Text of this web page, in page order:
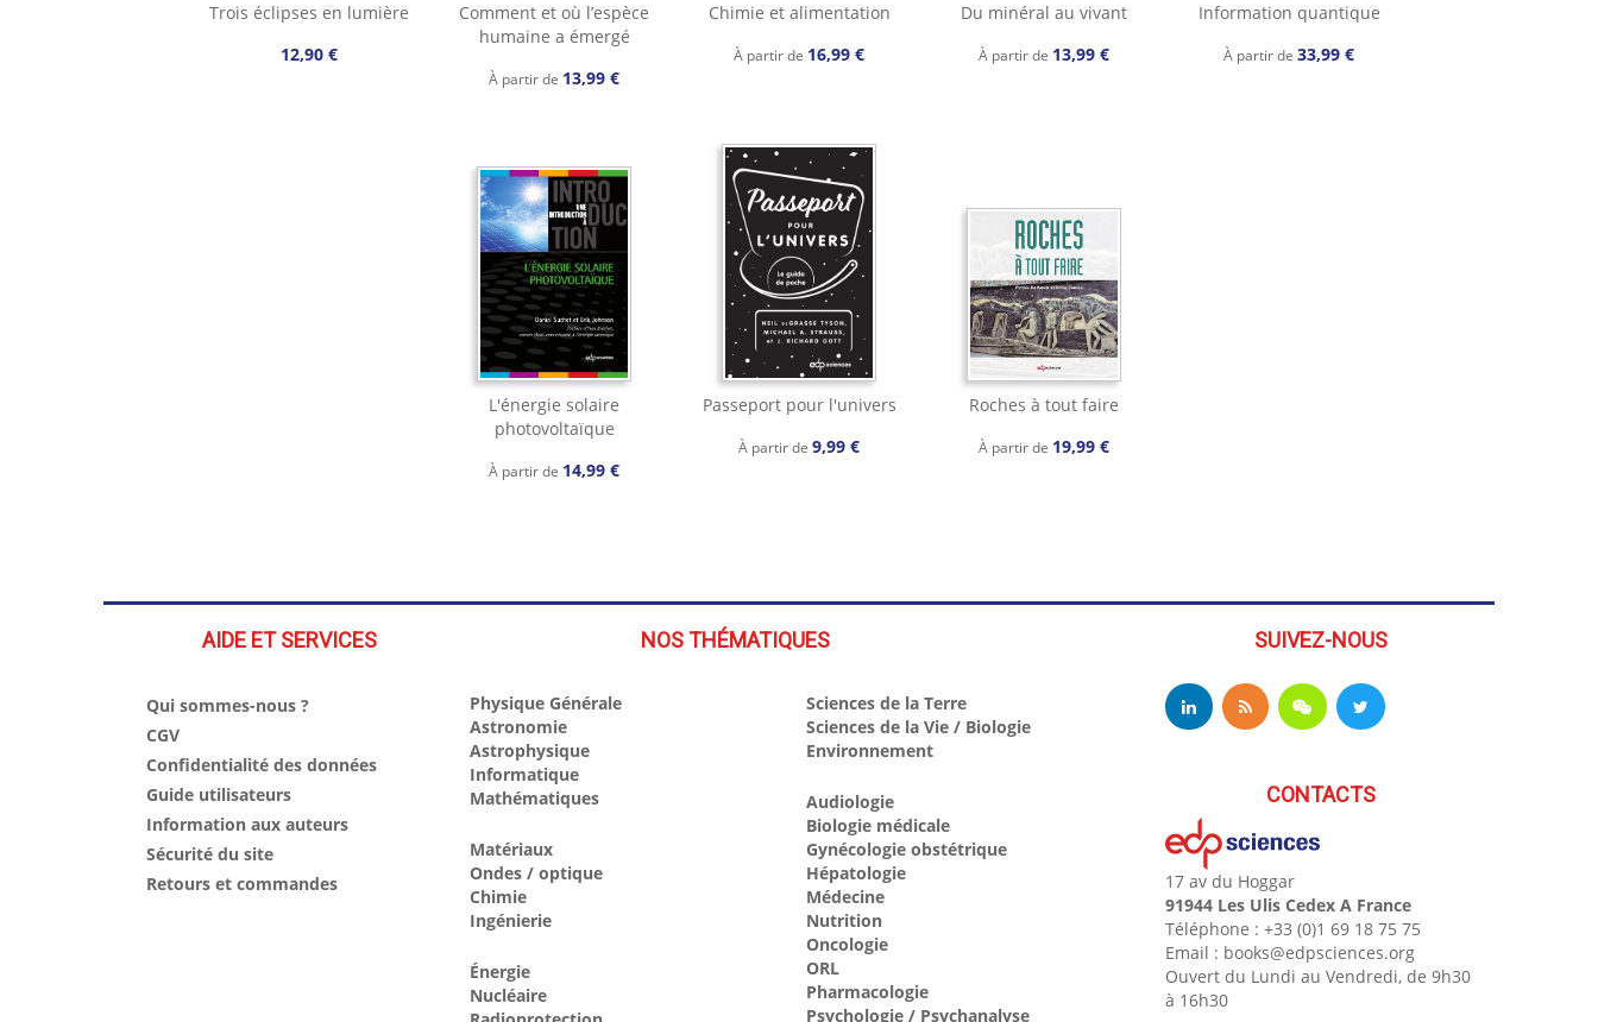
Trois éclipses en lumière
12,90 €
Comment et où l’espèce
humaine a émergé
À partir de 13,99 €
Chimie et alimentation
À partir de 16,99 €
Du minéral au vivant
À partir de 13,99 €
Information quantique
À partir de 33,99 €
L'énergie solaire
photovoltaïque
À partir de 14,99 €
Passeport pour l'univers
À partir de 9,99 €
Roches à tout faire
À partir de 19,99 €
AIDE ET SERVICES
Qui sommes-nous ?
CGV
Confidentialité des données
Guide utilisateurs
Information aux auteurs
Sécurité du site
Retours et commandes
NOS THÉMATIQUES
Physique Générale
Astronomie
Astrophysique
Informatique
Mathématiques
Matériaux
Ondes / optique
Chimie
Ingénierie
Énergie
Nucléaire
Sciences de la Terre
Sciences de la Vie / Biologie
Environnement
Audiologie
Biologie médicale
Gynécologie obstétrique
Hépatologie
Médecine
Nutrition
Oncologie
ORL
Pharmacologie
Psychologie / Psychanalyse
SUIVEZ-NOUS
CONTACTS
17 av du Hoggar
91944 Les Ulis Cedex A France
Téléphone : +33 (0)1 69 18 75 75
Email : books@edpsciences.org
Ouvert du Lundi au Vendredi, de 9h30
à 16h30